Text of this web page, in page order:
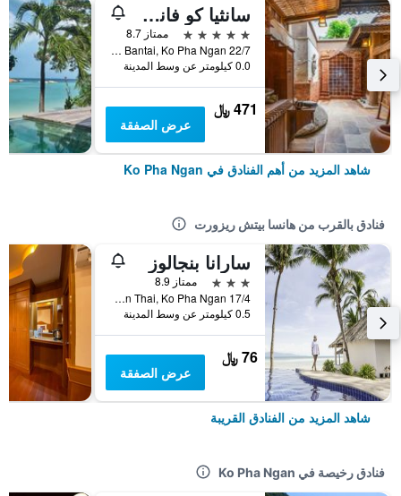
سانثيا كو فانجان ريزورت آند سبا
5 نجوم
ممتاز 8.7
22/7 Moo 5 Bantai, Ko Pha Ngan, تايلاند
0.0 كيلومتر عن وسط المدينة
471 ﷼
عرض الصفقة
شاهد المزيد من أهم الفنادق في Ko Pha Ngan
فنادق بالقرب من هانسا بيتش ريزورت
سارانا بنجالوز
3 نجوم
ممتاز 8.9
17/4 Moo 2, Baan Thai, Ko Pha Ngan, تايلاند
0.5 كيلومتر عن وسط المدينة
76 ﷼
عرض الصفقة
شاهد المزيد من الفنادق القريبة
فنادق رخيصة في Ko Pha Ngan